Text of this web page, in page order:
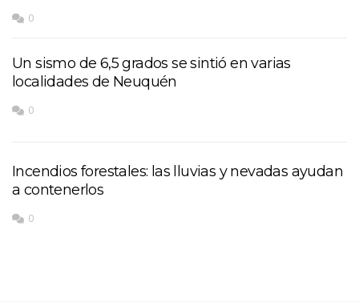
0
Un sismo de 6,5 grados se sintió en varias
localidades de Neuquén
0
Incendios forestales: las lluvias y nevadas ayudan
a contenerlos
0